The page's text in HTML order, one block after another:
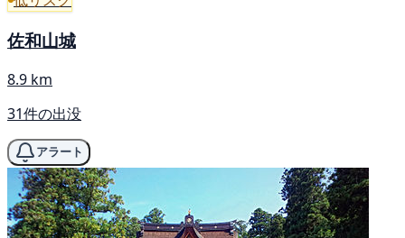
佐和山城
8.9 km
31件の出没
アラート